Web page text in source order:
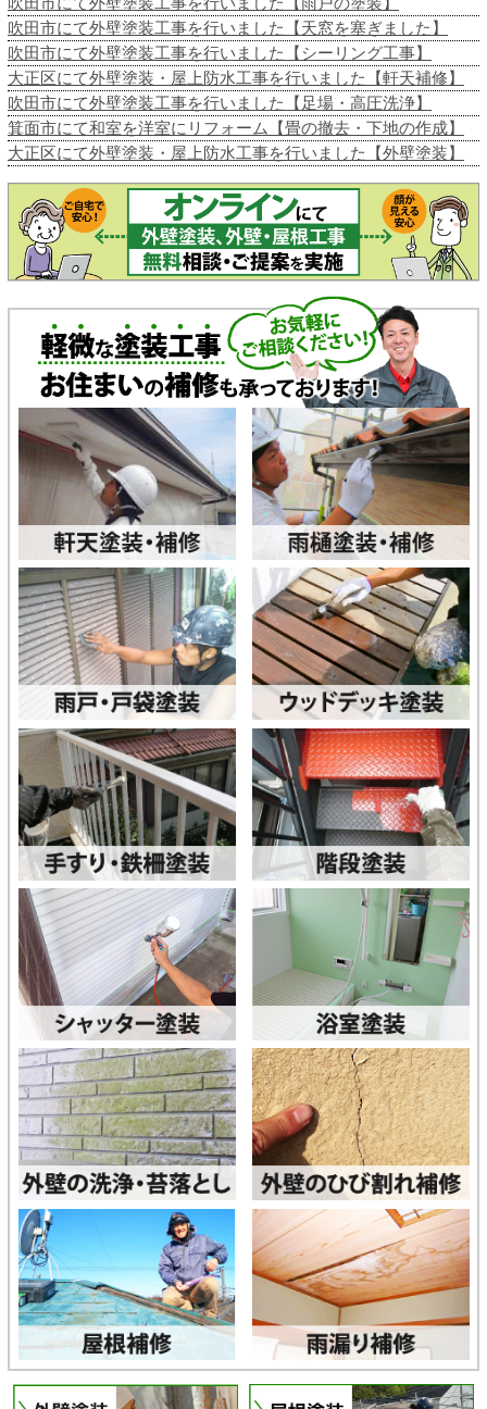
吹田市にて外壁塗装工事を行いました【天窓を塞ぎました】
吹田市にて外壁塗装工事を行いました【シーリング工事】
大正区にて外壁塗装・屋上防水工事を行いました【軒天補修】
吹田市にて外壁塗装工事を行いました【足場・高圧洗浄】
箕面市にて和室を洋室にリフォーム【畳の撤去・下地の作成】
大正区にて外壁塗装・屋上防水工事を行いました【外壁塗装】